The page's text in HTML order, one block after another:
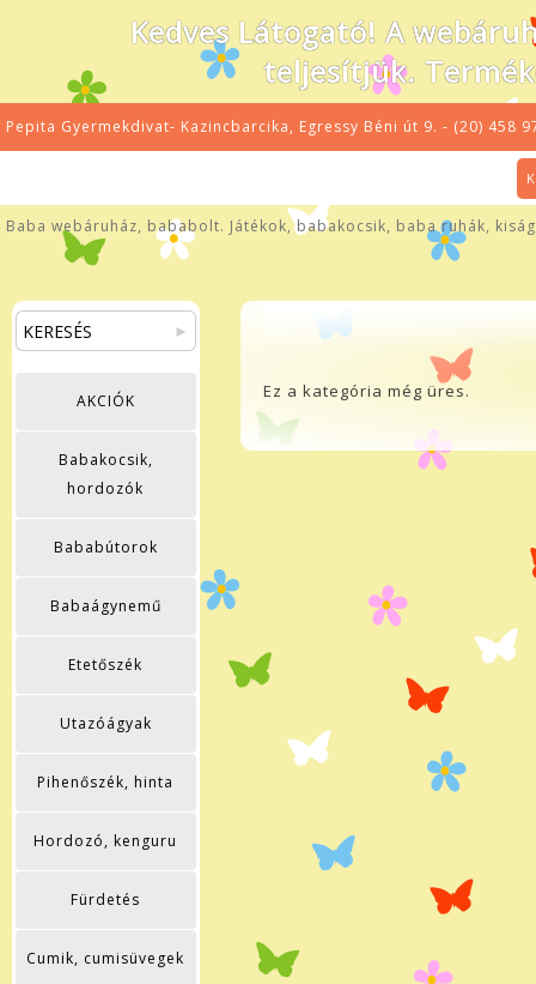
Kedves Látogató! A
teljesítjük.
Pepita Gyermekdivat- Kazincbarcika, Egressy Béni út 9. - (20) 458
Baba webáruház, bababolt. Játékok, babakocsik, baba ruhák,
AKCIÓK
Babakocsik,
hordozók
Bababútorok
Babaágynemű
Etetőszék
Utazóágyak
Pihenőszék, hinta
Hordozó, kenguru
Fürdetés
Cumik, cumisüvegek
Ez a kategória még üres.